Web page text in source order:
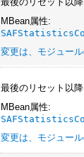
MBean属性:
変更は、モジュー
最後のリセット以
MBean属性:
変更は、モジュー